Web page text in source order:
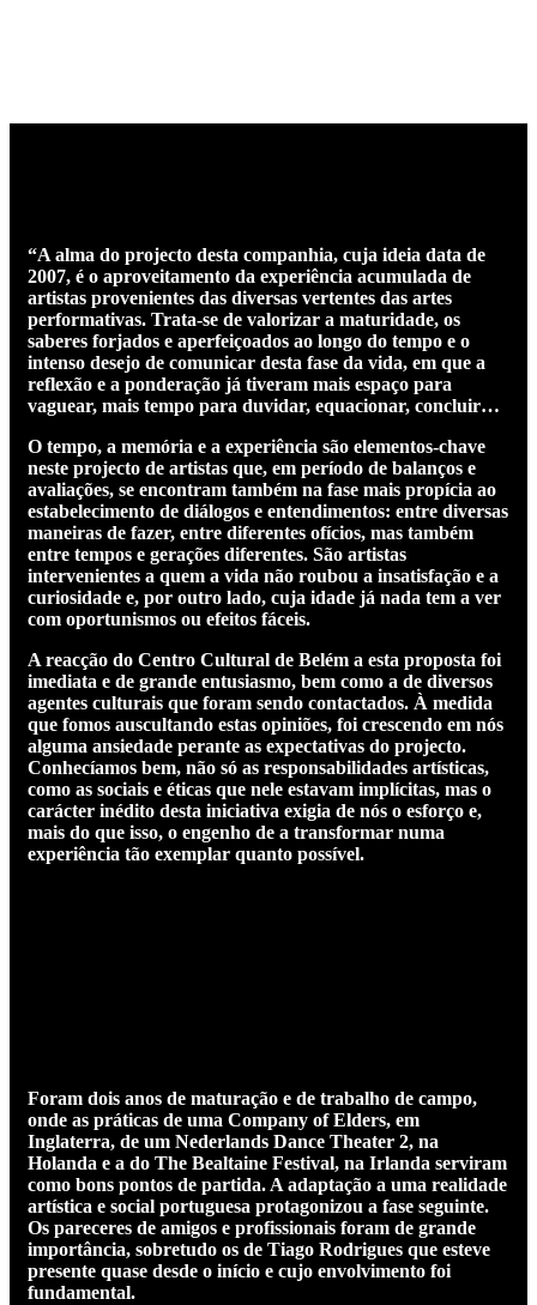
“A alma do projecto desta companhia, cuja ideia data de
2007, é o aproveitamento da experiência acumulada de
artistas provenientes das diversas vertentes das artes
performativas. Trata-se de valorizar a maturidade, os
saberes forjados e aperfeiçoados ao longo do tempo e o
intenso desejo de comunicar desta fase da vida, em que a
reflexão e a ponderação já tiveram mais espaço para
vaguear, mais tempo para duvidar, equacionar, concluir…
O tempo, a memória e a experiência são elementos-chave
neste projecto de artistas que, em período de balanços e
avaliações, se encontram também na fase mais propícia ao
estabelecimento de diálogos e entendimentos: entre diversas
maneiras de fazer, entre diferentes ofícios, mas também
entre tempos e gerações diferentes. São artistas
intervenientes a quem a vida não roubou a insatisfação e a
curiosidade e, por outro lado, cuja idade já nada tem a ver
com oportunismos ou efeitos fáceis.
A reacção do Centro Cultural de Belém a esta proposta foi
imediata e de grande entusiasmo, bem como a de diversos
agentes culturais que foram sendo contactados. À medida
que fomos auscultando estas opiniões, foi crescendo em nós
alguma ansiedade perante as expectativas do projecto.
Conhecíamos bem, não só as responsabilidades artísticas,
como as sociais e éticas que nele estavam implícitas, mas o
carácter inédito desta iniciativa exigia de nós o esforço e,
mais do que isso, o engenho de a transformar numa
experiência tão exemplar quanto possível.
Foram dois anos de maturação e de trabalho de campo,
onde as práticas de uma Company of Elders, em
Inglaterra, de um Nederlands Dance Theater 2, na
Holanda e a do The Bealtaine Festival, na Irlanda serviram
como bons pontos de partida. A adaptação a uma realidade
artística e social portuguesa protagonizou a fase seguinte.
Os pareceres de amigos e profissionais foram de grande
importância, sobretudo os de Tiago Rodrigues que esteve
presente quase desde o início e cujo envolvimento foi
fundamental.